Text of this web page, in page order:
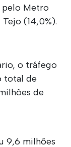
pelo Metro
(14,0%).
o tráfego
total de
de
9,6 milhões